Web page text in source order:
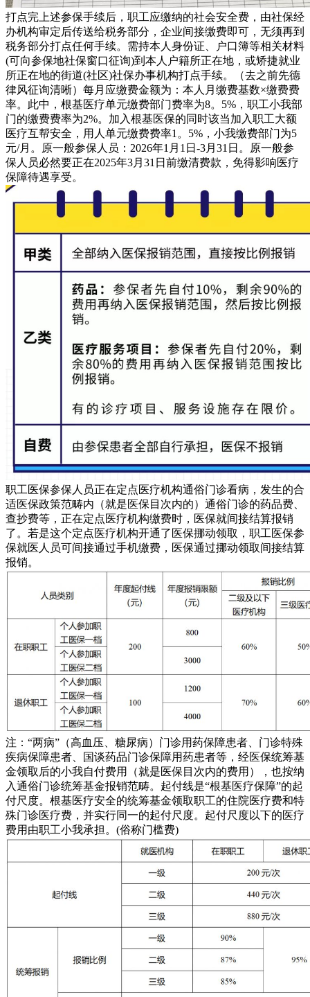
打点完上述参保手续后，职工应缴纳的社会安全费，由社保经
办机构审定后传送给税务部分，企业间接缴费即可，无须再到
税务部分打点任何手续。需持本人身份证、户口簿等相关材料
(可向参保地社保窗口征询)到本人户籍所正在地，或矫捷就业
所正在地的街道(社区)社保办事机构打点手续。（去之前先德
律风征询清晰）每月应缴费金额为：本人月缴费基数×缴费费
率。此中，根基医疗单元缴费部门费率为8。5%，职工小我部
门的缴费费率为2%。加入根基医保的同时该当加入职工大额
医疗互帮安全，用人单元缴费费率1。5%，小我缴费部门为5
元/月。原一般参保人员：2026年1月1日-3月31日。原一般参
保人员必然要正在2025年3月31日前缴清费款，免得影响医疗
保障待遇享受。
职工医保参保人员正在定点医疗机构通俗门诊看病，发生的合
适医保政策范畴内（就是医保目次内的）通俗门诊的药品费、
查抄费等，正在定点医疗机构缴费时，医保就间接结算报销
了。若是这个定点医疗机构开通了医保挪动领取，职工医保参
保就医人员可间接通过手机缴费，医保通过挪动领取间接结算
报销。
注：“两病”（高血压、糖尿病）门诊用药保障患者、门诊特殊
疾病保障患者、国谈药品门诊保障用药患者等，经医保统筹基
金领取后的小我自付费用（就是医保目次内的费用），也按纳
入通俗门诊统筹基金报销范畴。起付线是“根基医疗保障”的起
付尺度。根基医疗安全的统筹基金领取职工的住院医疗费和特
殊门诊医疗费，并实行同一的起付尺度。起付尺度以下的医疗
费用由职工小我承担。(俗称门槛费)